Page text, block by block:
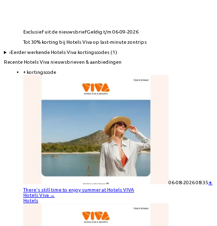
Exclusief uit de nieuwsbriefGeldig t/m 06-09-2026
Tot 30% korting bij Hotels Viva op last-minute zontrips
›Eerder werkende Hotels Viva kortingscodes (1)
Recente Hotels Viva nieuwsbrieven & aanbiedingen
+ kortingscode
06-08-2026 08:35☀️
There's still time to enjoy summer at Hotels VIVA
Hotels Viva →
Hotels